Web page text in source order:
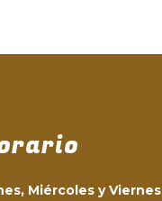
Miércoles y Viernes